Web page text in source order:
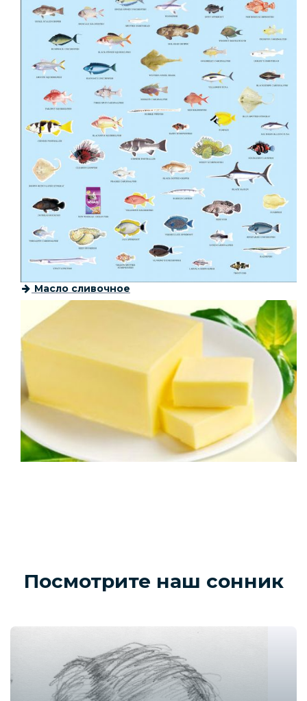
Масло сливочное
Посмотрите наш сонник